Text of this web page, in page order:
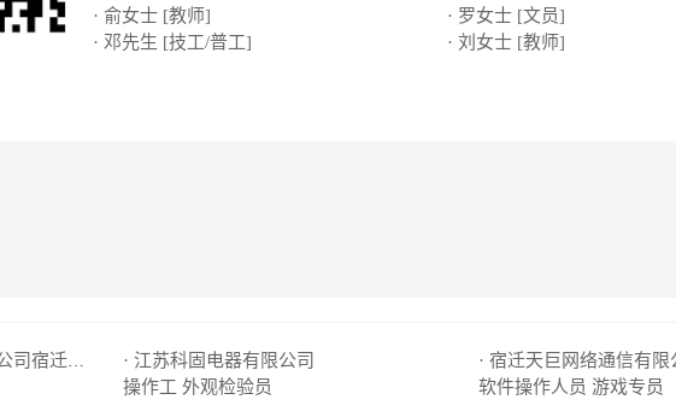
· 俞女士 [教师]
· 罗女士 [文员]
· 邓先生 [技工/普工]
· 刘女士 [教师]
· 江苏国盾科技实业有限责任公司宿迁分公司
· 江苏科固电器有限公司
操作工 外观检验员
· 宿迁天巨网络通信有限
软件操作人员 游戏专员